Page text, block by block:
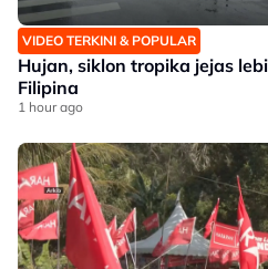
VIDEO TERKINI & POPULAR
Hujan, siklon tropika jejas
Filipina
1 hour ago